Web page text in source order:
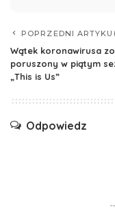
POPRZEDNI
Wątek koronawirusa
poruszony w piątym
„This is Us”
Odpowiedz